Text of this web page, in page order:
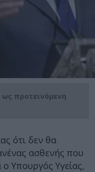
προτεινόμενη
ότι δεν θα
ασθενής που
Υπουργός Υγείας,